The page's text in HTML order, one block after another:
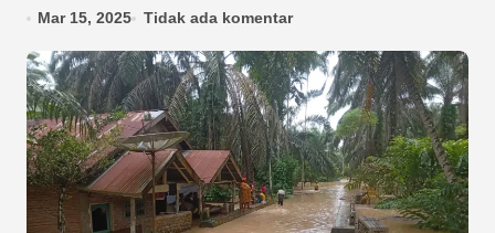
Mar 15, 2025 Tidak ada komentar